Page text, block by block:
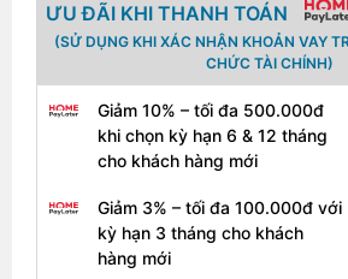
ƯU ĐÃI KHI THANH TOÁN
(SỬ DỤNG KHI XÁC NHẬN KHOẢN VAY
CHỨC TÀI CHÍNH)
Giảm 10% – tối đa 500.000đ
khi chọn kỳ hạn 6 & 12 tháng
cho khách hàng mới
Giảm 3% – tối đa 100.000đ với
kỳ hạn 3 tháng cho khách
hàng mới